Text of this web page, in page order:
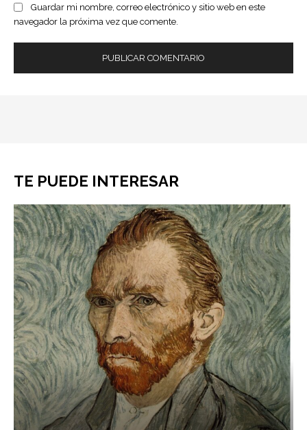
Guardar mi nombre, correo electrónico y sitio web en este
navegador la próxima vez que comente.
TE PUEDE INTERESAR